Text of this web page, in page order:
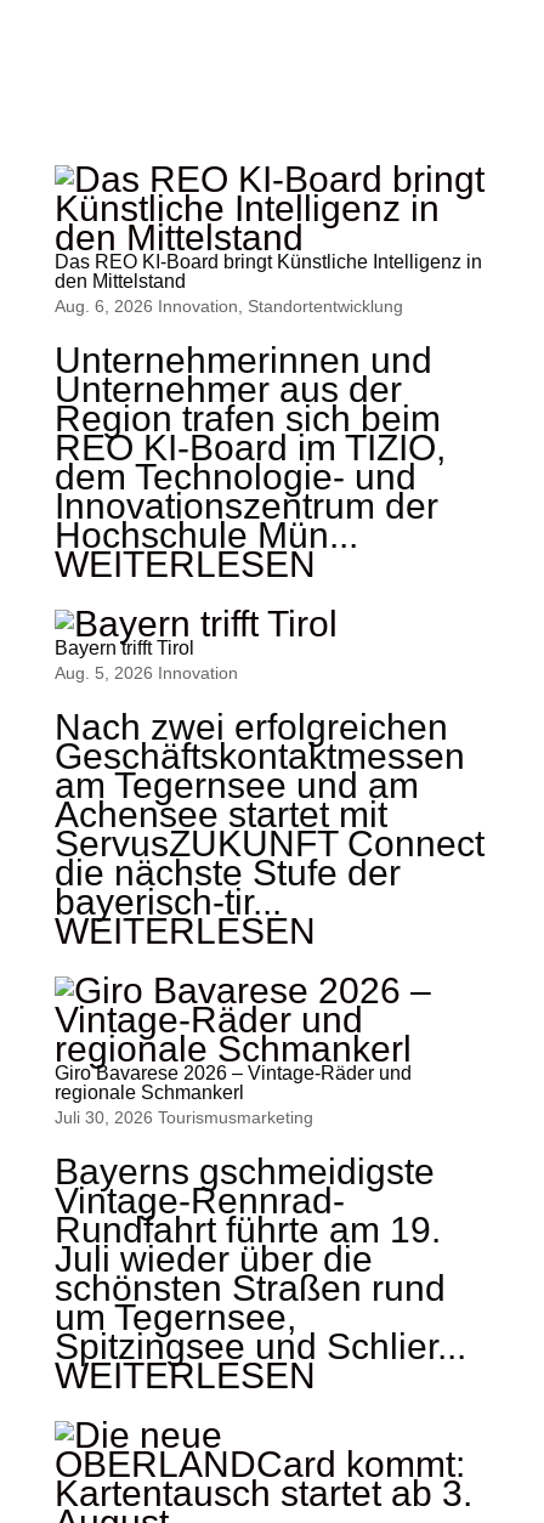
Das REO KI-Board bringt Künstliche Intelligenz in
den Mittelstand
Aug. 6, 2026 Innovation Standort­entwicklung
Unternehmerinnen und
Unternehmer aus der
Region trafen sich beim
REO KI-Board im TIZIO,
dem Technologie- und
Innovationszentrum der
Hochschule Mün...
WEITERLESEN
Bayern trifft Tirol
Aug. 5, 2026 Innovation
Nach zwei erfolgreichen
Geschäftskontaktmessen
am Tegernsee und am
Achensee startet mit
ServusZUKUNFT Connect
die nächste Stufe der
bayerisch-tir...
WEITERLESEN
Giro Bavarese 2026 – Vintage-Räder und
regionale Schmankerl
Juli 30, 2026 Tourismus­marketing
Bayerns gschmeidigste
Vintage-Rennrad-
Rundfahrt führte am 19.
Juli wieder über die
schönsten Straßen rund
um Tegernsee,
Spitzingsee und Schlier...
WEITERLESEN